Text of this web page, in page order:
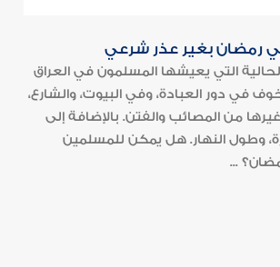
رمضان بغير عذر شرعي
التي يعيشها المسلمون في العراق
في دور العبادة، وفي البيوت، والشارع،
من المصائب والفتن. بالإضافة إلى
وطول النهار. هل يمكن للمسلمين
...